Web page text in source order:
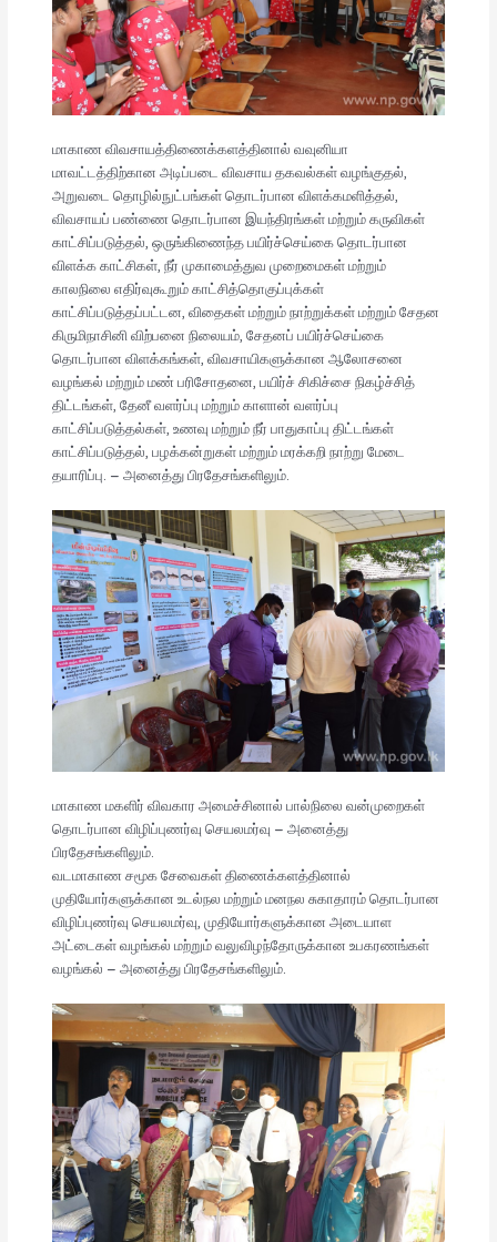
மாகாண விவசாயத்திணைக்களத்தினால் வவுனியா
மாவட்டத்திற்கான அடிப்படை விவசாய தகவல்கள் வழங்குதல்,
அறுவடை தொழில்நுட்பங்கள் தொடர்பான விளக்கமளித்தல்,
விவசாயப் பண்ணை தொடர்பான இயந்திரங்கள் மற்றும் கருவிகள்
காட்சிப்படுத்தல், ஒருங்கிணைந்த பயிர்ச்செய்கை தொடர்பான
விளக்க காட்சிகள், நீர் முகாமைத்துவ முறைமைகள் மற்றும்
காலநிலை எதிர்வுகூறும் காட்சித்தொகுப்புக்கள்
காட்சிப்படுத்தப்பட்டன, விதைகள் மற்றும் நாற்றுக்கள் மற்றும் சேதன
கிருமிநாசினி விற்பனை நிலையம், சேதனப் பயிர்ச்செய்கை
தொடர்பான விளக்கங்கள், விவசாயிகளுக்கான ஆலோசனை
வழங்கல் மற்றும் மண் பரிசோதனை, பயிர்ச் சிகிச்சை நிகழ்ச்சித்
திட்டங்கள், தேனீ வளர்ப்பு மற்றும் காளான் வளர்ப்பு
காட்சிப்படுத்தல்கள், உணவு மற்றும் நீர் பாதுகாப்பு திட்டங்கள்
காட்சிப்படுத்தல், பழக்கன்றுகள் மற்றும் மரக்கறி நாற்று மேடை
தயாரிப்பு. – அனைத்து பிரதேசங்களிலும்.
மாகாண மகளிர் விவகார அமைச்சினால் பால்நிலை வன்முறைகள்
தொடர்பான விழிப்புணர்வு செயலமர்வு – அனைத்து
பிரதேசங்களிலும்.
வடமாகாண சமூக சேவைகள் திணைக்களத்தினால்
முதியோர்களுக்கான உடல்நல மற்றும் மனநல சுகாதாரம் தொடர்பான
விழிப்புணர்வு செயலமர்வு, முதியோர்களுக்கான அடையாள
அட்டைகள் வழங்கல் மற்றும் வலுவிழந்தோருக்கான உபகரணங்கள்
வழங்கல் – அனைத்து பிரதேசங்களிலும்.